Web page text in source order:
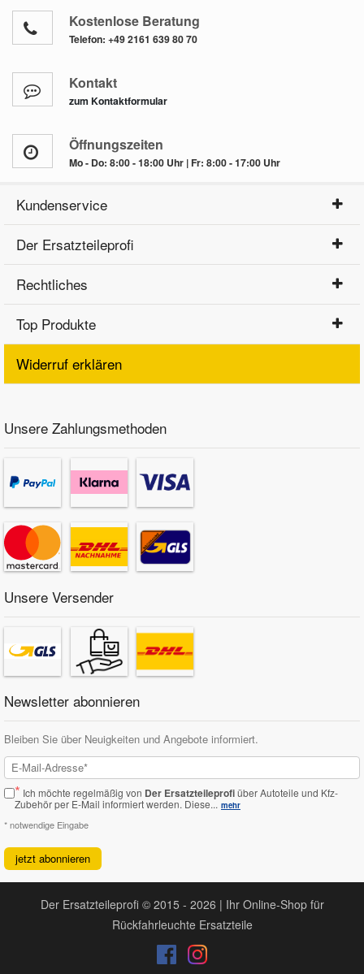
Kostenlose Beratung
Telefon: +49 2161 639 80 70
Kontakt
zum Kontaktformular
Öffnungszeiten
Mo - Do: 8:00 - 18:00 Uhr | Fr: 8:00 - 17:00 Uhr
Kundenservice
Der Ersatzteileprofi
Rechtliches
Top Produkte
Widerruf erklären
Unsere Zahlungsmethoden
Unsere Versender
Newsletter abonnieren
Bleiben Sie über Neuigkeiten und Angebote informiert.
* Ich möchte regelmäßig von Der Ersatzteileprofiüber Autoteile und Kfz-
Zubehör per E-Mail informiert werden. Diese... mehr
* notwendige Eingabe
jetzt abonnieren
Der Ersatzteileprofi © 2015 - 2026 | Ihr Online-Shop für
Rückfahrleuchte Ersatzteile